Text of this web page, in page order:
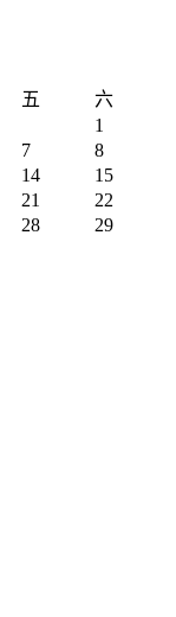
五
六
1
7
8
14
15
21
22
28
29